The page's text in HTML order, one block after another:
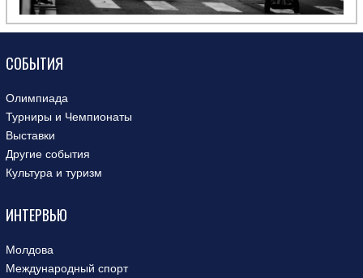
СОБЫТИЯ
Олимпиада
Турниры и Чемпионаты
Выставки
Другие события
Культура и туризм
ИНТЕРВЬЮ
Молдова
Международный спорт